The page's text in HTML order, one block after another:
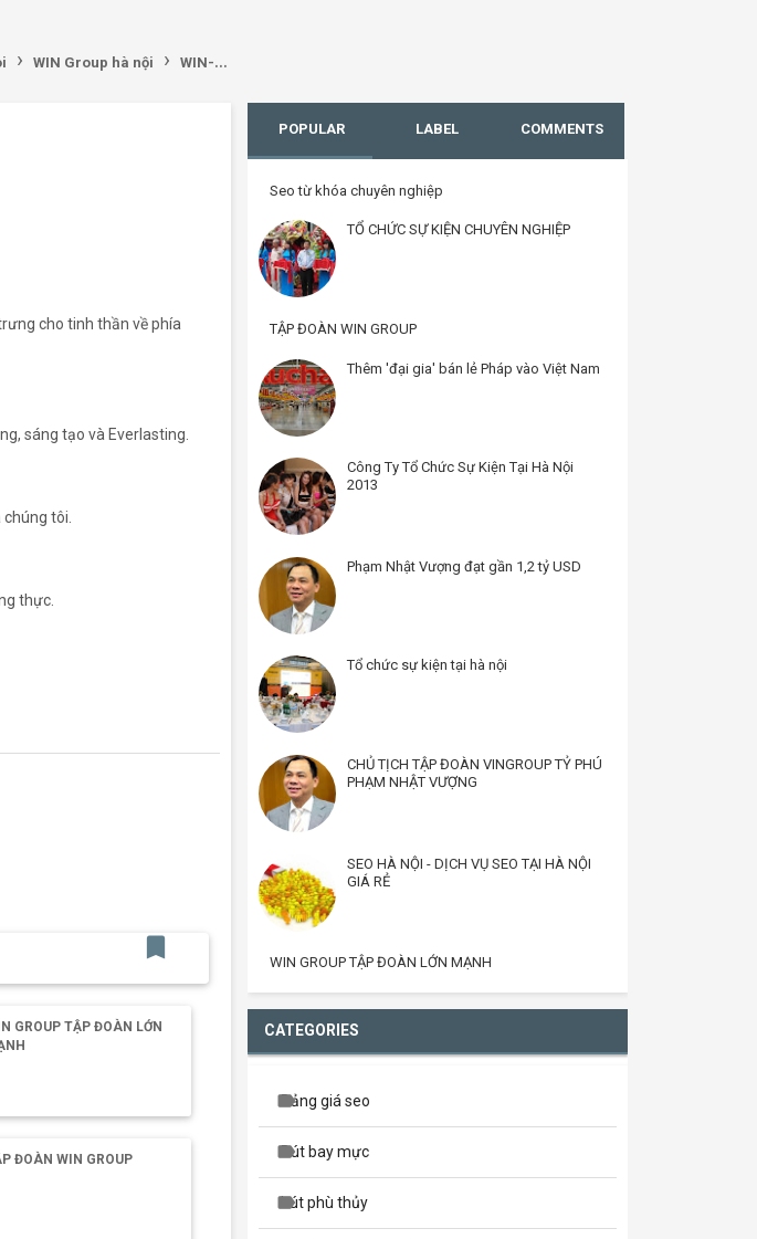
› WIN Group hà nội › WIN-Group
cho tinh thần về phía
sáng tạo và Everlasting.
tôi.
thực.
bookmark
GROUP TẬP ĐOÀN LỚN
ĐOÀN WIN GROUP
POPULAR LABEL COMMENTS
Seo từ khóa chuyên nghiệp
TỔ CHỨC SỰ KIỆN CHUYÊN NGHIỆP
TẬP ĐOÀN WIN GROUP
Thêm 'đại gia' bán lẻ Pháp vào Việt Nam
Công Ty Tổ Chức Sự Kiện Tại Hà Nội
2013
Phạm Nhật Vượng đạt gần 1,2 tỷ USD
Tổ chức sự kiện tại hà nội
CHỦ TỊCH TẬP ĐOÀN VINGROUP TỶ PHÚ
PHẠM NHẬT VƯỢNG
SEO HÀ NỘI - DỊCH VỤ SEO TẠI HÀ NỘI
GIÁ RẺ
WIN GROUP TẬP ĐOÀN LỚN MẠNH
CATEGORIES
Bảng giá seo
Bút bay mực
bút phù thủy